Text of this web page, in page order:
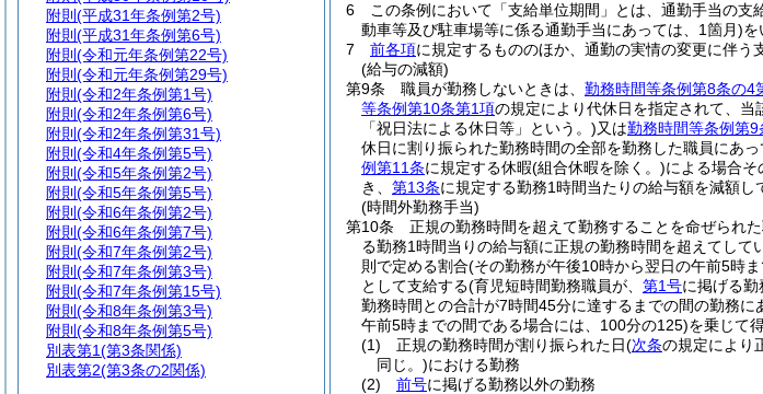
6
この条例において「支給単位期間」とは、通勤手当の
動車等及び駐車場等に係る通勤手当にあっては、1箇月)を
7
前各項に規定するもののほか、通勤の実情の変更に伴う
(給与の減額)
第9条
職員が勤務しないときは、 勤務時間等条例第8条の4
等条例第10条第1項の規定により代休日を指定されて、
「祝日法による休日等」という。)又は勤務時間等条例第9
休日に割り振られた勤務時間の全部を勤務した職員にあ
例第11条に規定する休暇(組合休暇を除く。)による場合
き、 第13条に規定する勤務1時間当たりの給与額を減額し
(時間外勤務手当)
第10条
正規の勤務時間を超えて勤務することを命ぜられ
る勤務1時間当りの給与額に正規の勤務時間を超えてし
則で定める割合(その勤務が午後10時から翌日の午前5時
として支給する(育児短時間勤務職員が、 第1号に掲げる
勤務時間との合計が7時間45分に達するまでの間の勤務に
午前5時までの間である場合には、100分の125)を乗じて
(1)
正規の勤務時間が割り振られた日(次条の規定により
同じ。)における勤務
(2)
前号に掲げる勤務以外の勤務
附則 (平成31年条例第2号)
附則 (平成31年条例第6号)
附則 (令和元年条例第22号)
附則 (令和元年条例第29号)
附則 (令和2年条例第1号)
附則 (令和2年条例第6号)
附則 (令和2年条例第31号)
附則 (令和4年条例第5号)
附則 (令和5年条例第2号)
附則 (令和5年条例第5号)
附則 (令和6年条例第2号)
附則 (令和6年条例第7号)
附則 (令和7年条例第2号)
附則 (令和7年条例第3号)
附則 (令和7年条例第15号)
附則 (令和8年条例第3号)
附則 (令和8年条例第5号)
別表第1(第3条関係)
別表第2(第3条の2関係)